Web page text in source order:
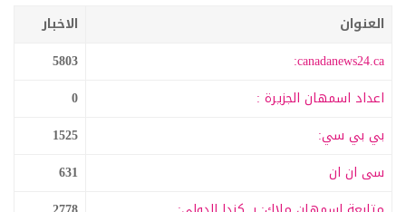
العنوان
الاخبار
canadanews24.ca:
5803
اعداد اسمهان الجزيرة :
0
بي بي سي:
1525
سى ان ان
631